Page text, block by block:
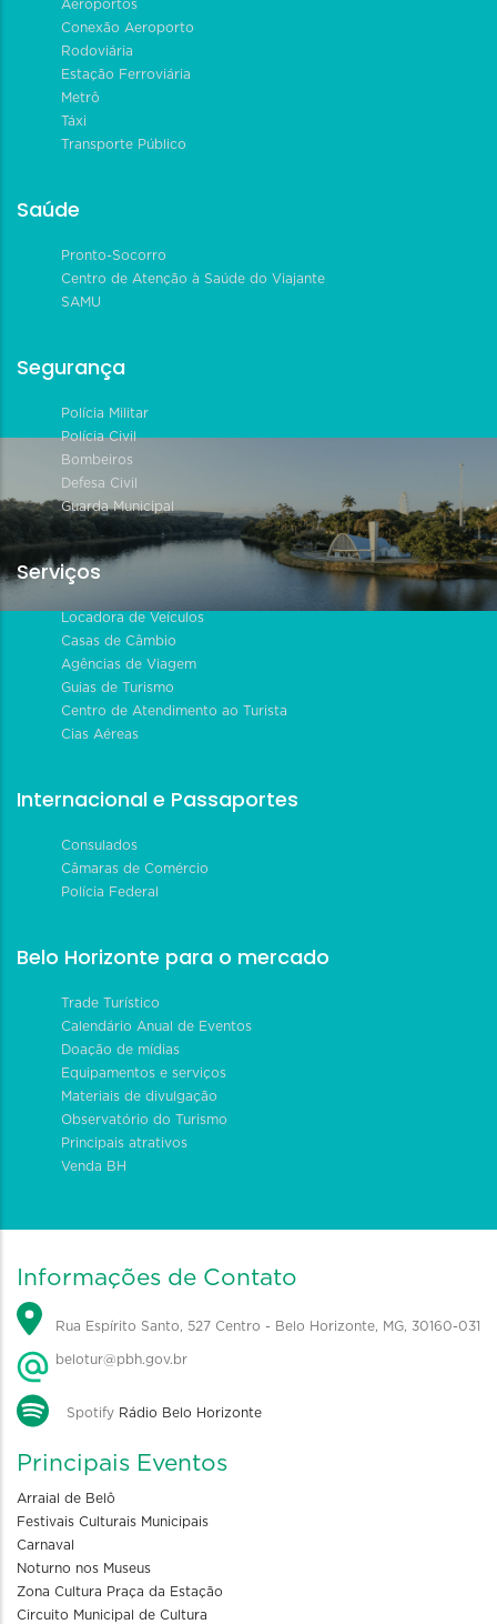
Aeroportos
Conexão Aeroporto
Rodoviária
Estação Ferroviária
Metrô
Táxi
Transporte Público
Saúde
Pronto-Socorro
Centro de Atenção à Saúde do Viajante
SAMU
Segurança
Polícia Militar
Polícia Civil
Bombeiros
Defesa Civil
Guarda Municipal
Serviços
Locadora de Veículos
Casas de Câmbio
Agências de Viagem
Guias de Turismo
Centro de Atendimento ao Turista
Cias Aéreas
Internacional e Passaportes
Consulados
Câmaras de Comércio
Polícia Federal
Belo Horizonte para o mercado
Trade Turístico
Calendário Anual de Eventos
Doação de mídias
Equipamentos e serviços
Materiais de divulgação
Observatório do Turismo
Principais atrativos
Venda BH
Informações de Contato
Rua Espírito Santo, 527 Centro - Belo Horizonte, MG, 30160-031
belotur@pbh.gov.br
Spotify Rádio Belo Horizonte
Principais Eventos
Arraial de Belô
Festivais Culturais Municipais
Carnaval
Noturno nos Museus
Zona Cultura Praça da Estação
Circuito Municipal de Cultura